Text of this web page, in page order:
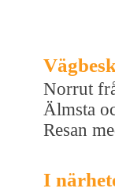
Norrut
Älmsta
Resan
I